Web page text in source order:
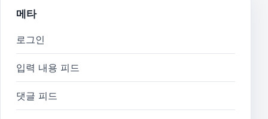
메타
로그인
입력 내용 피드
댓글 피드